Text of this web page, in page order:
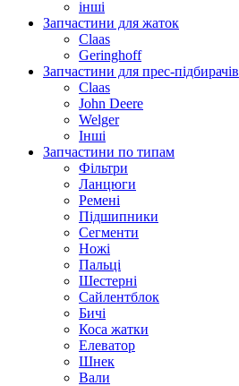
інші
Запчастини для жаток
Claas
Geringhoff
Запчастини для прес-підбирачів
Claas
John Deere
Welger
Інші
Запчастини по типам
Фільтри
Ланцюги
Ремені
Підшипники
Сегменти
Ножі
Пальці
Шестерні
Сайлентблок
Бичі
Коса жатки
Елеватор
Шнек
Вали